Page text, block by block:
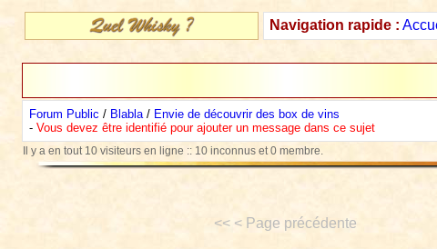
Navigation rapide :
Forum Public / Blabla/ Envie de découvrir des box de vins
- Vous devez être identifié pour ajouter un message dans ce sujet
Il y a en tout 10 visiteurs en ligne :: 10 inconnus et 0 membre.
<< < Page précédente